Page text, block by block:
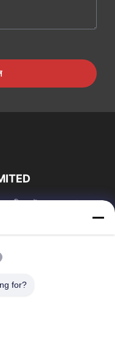
যার উৎপাদন, গবেষণা ও
30...
for?